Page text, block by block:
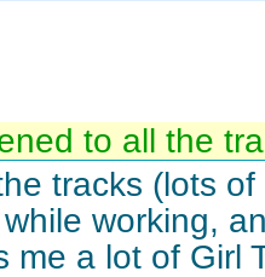
to all the
tracks (lots
working,
me a lot of Girl